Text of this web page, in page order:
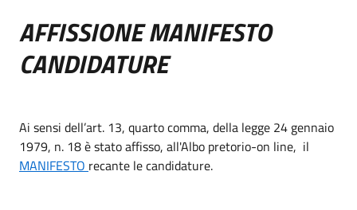
AFFISSIONE MANIFESTO
CANDIDATURE
Ai sensi dell’art. 13, quarto comma, della legge 24 gennaio
1979, n. 18 è stato affisso, all'Albo pretorio-on line, il
MANIFESTO recante le candidature.